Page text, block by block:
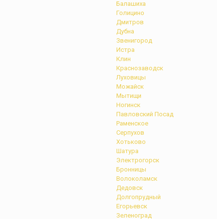
Балашиха
Голицино
Дмитров
Дубна
Звенигород
Истра
Клин
Краснозаводск
Луховицы
Можайск
Мытищи
Ногинск
Павловский Посад
Раменское
Серпухов
Хотьково
Шатура
Электрогорск
Бронницы
Волоколамск
Дедовск
Долгопрудный
Егорьевск
Зеленоград